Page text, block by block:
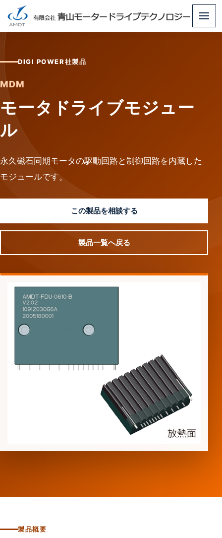
メ
DIGI POWER社製品
MDM
モータドライブモジュー
ル
永久磁石同期モータの駆動回路と制御回路を内蔵した
モジュールです。
この製品を相談する
製品一覧へ戻る
製品概要